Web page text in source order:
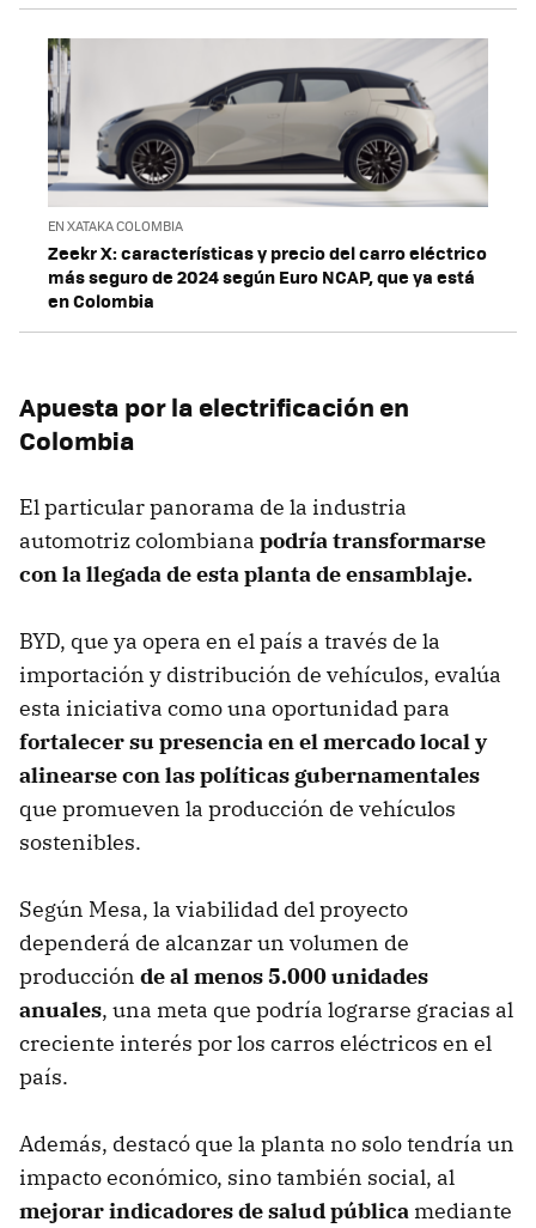
EN XATAKA COLOMBIA
Zeekr X: características y precio del carro eléctrico
más seguro de 2024 según Euro NCAP, que ya está
en Colombia
Apuesta por la electrificación en
Colombia
El particular panorama de la industria
automotriz colombiana podría transformarse
con la llegada de esta planta de ensamblaje.
BYD, que ya opera en el país a través de la
importación y distribución de vehículos, evalúa
esta iniciativa como una oportunidad para
fortalecer su presencia en el mercado local y
alinearse con las políticas gubernamentales
que promueven la producción de vehículos
sostenibles.
Según Mesa, la viabilidad del proyecto
dependerá de alcanzar un volumen de
producción de al menos 5.000 unidades
anuales, una meta que podría lograrse gracias al
creciente interés por los carros eléctricos en el
país.
Además, destacó que la planta no solo tendría un
impacto económico, sino también social, al
mejorar indicadores de salud pública mediante